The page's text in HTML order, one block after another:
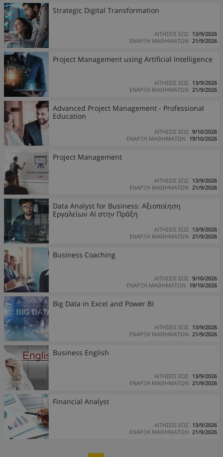
Strategic Digital Transformation
ΑΙΤΗΣΕΙΣ ΕΩΣ 13/9/2026
ΕΝΑΡΞΗ ΜΑΘΗΜΑΤΩΝ 21/9/2026
Project Management using Artificial Intelligence
ΑΙΤΗΣΕΙΣ ΕΩΣ 13/9/2026
ΕΝΑΡΞΗ ΜΑΘΗΜΑΤΩΝ 21/9/2026
Advanced Project Management - Professional
Education
ΑΙΤΗΣΕΙΣ ΕΩΣ 9/10/2026
ΕΝΑΡΞΗ ΜΑΘΗΜΑΤΩΝ 19/10/2026
Project Management
ΑΙΤΗΣΕΙΣ ΕΩΣ 13/9/2026
ΕΝΑΡΞΗ ΜΑΘΗΜΑΤΩΝ 21/9/2026
Data Analyst for Business: Αξιοποίηση
Εργαλείων ΑΙ στην Πράξη
ΑΙΤΗΣΕΙΣ ΕΩΣ 13/9/2026
ΕΝΑΡΞΗ ΜΑΘΗΜΑΤΩΝ 21/9/2026
Business Coaching
ΑΙΤΗΣΕΙΣ ΕΩΣ 9/10/2026
ΕΝΑΡΞΗ ΜΑΘΗΜΑΤΩΝ 19/10/2026
Big Data in Excel and Power BI
ΑΙΤΗΣΕΙΣ ΕΩΣ 13/9/2026
ΕΝΑΡΞΗ ΜΑΘΗΜΑΤΩΝ 21/9/2026
Business English
ΑΙΤΗΣΕΙΣ ΕΩΣ 13/9/2026
ΕΝΑΡΞΗ ΜΑΘΗΜΑΤΩΝ 21/9/2026
Financial Analyst
ΑΙΤΗΣΕΙΣ ΕΩΣ 13/9/2026
ΕΝΑΡΞΗ ΜΑΘΗΜΑΤΩΝ 21/9/2026